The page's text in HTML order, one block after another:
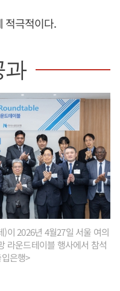
적극적이다.
과
이 2026년 4월27일 서울 여의
라운드테이블 행사에서 참석
은행>